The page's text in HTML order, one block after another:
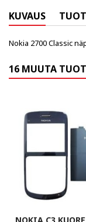
KUVAUS
Nokia 2700 Classic
16 MUUTA